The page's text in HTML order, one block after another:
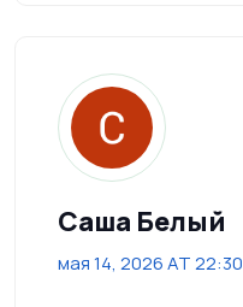
Саша Белый
мая 14, 2026 AT 22:30